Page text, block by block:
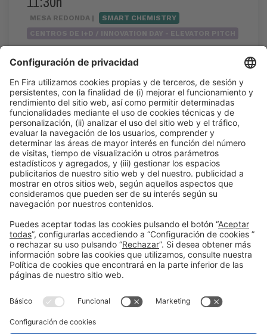
MESA REDONDA |
SMART CHEMISTRY
CENTROS DE I+D / INNOVATION DAY - ELEVATOR PITCH
Innovación abierta. CDTI
Vie 5 11:30h - 12:00h
Smart Chemistry
Acceso público
Leer más
#EXPOQUIMIA2026